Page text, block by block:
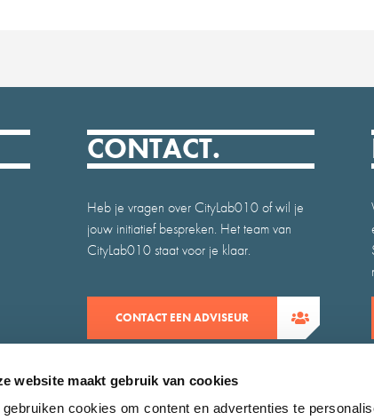
website maakt gebruik van cookies
gebruiken cookies om content en advertenties te
CONTACT.
Heb je vragen over CityLab010 of wil je
jouw initiatief bespreken. Het team van
CityLab010 staat voor je klaar.
CONTACT EEN ADVISEUR